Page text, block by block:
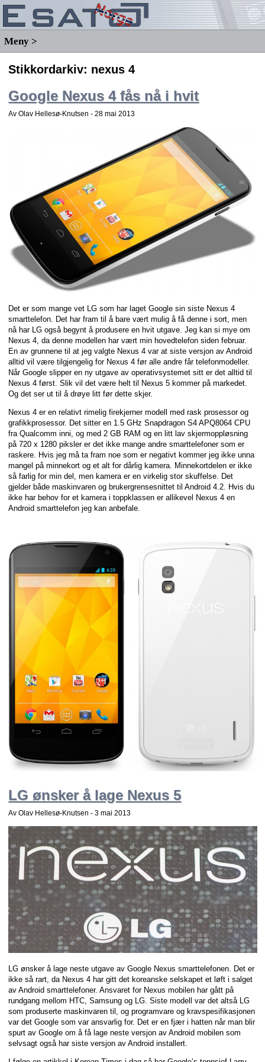
Meny >
Stikkordarkiv: nexus 4
Google Nexus 4 fås nå i hvit
Av Olav Hellesø-Knutsen -28 mai 2013
Det er som mange vet LG som har laget Google sin siste Nexus 4
smarttelefon. Det har fram til å bare vært mulig å få denne i sort, men
nå har LG også begynt å produsere en hvit utgave. Jeg kan si mye om
Nexus 4, da denne modellen har vært min hovedtelefon siden februar.
En av grunnene til at jeg valgte Nexus 4 var at siste versjon av Android
alltid vil være tilgjengelig for Nexus 4 før alle andre får telefonmodeller.
Når Google slipper en ny utgave av operativsystemet sitt er det alltid til
Nexus 4 først. Slik vil det være helt til Nexus 5 kommer på markedet.
Og det ser ut til å drøye litt før dette skjer.
Nexus 4 er en relativt rimelig firekjerner modell med rask prosessor og
grafikkprosessor. Det sitter en 1.5 GHz Snapdragon S4 APQ8064 CPU
fra Qualcomm inni, og med 2 GB RAM og en litt lav skjermoppløsning
på 720 x 1280 piksler er det ikke mange andre smarttelefoner som er
raskere. Hvis jeg må ta fram noe som er negativt kommer jeg ikke unna
mangel på minnekort og et alt for dårlig kamera. Minnekortdelen er ikke
så farlig for min del, men kamera er en virkelig stor skuffelse. Det
gjelder både maskinvaren og brukergrensesnittet til Android 4.2. Hvis du
ikke har behov for et kamera i toppklassen er allikevel Nexus 4 en
Android smarttelefon jeg kan anbefale.
LG ønsker å lage Nexus 5
Av Olav Hellesø-Knutsen -3 mai 2013
LG ønsker å lage neste utgave av Google Nexus smarttelefonen. Det er
ikke så rart, da Nexus 4 har gitt det koreanske selskapet et løft i salget
av Android smarttelefoner. Ansvaret for Nexus mobilen har gått på
rundgang mellom HTC, Samsung og LG. Siste modell var det altså LG
som produserte maskinvaren til, og programvare og kravspesifikasjonen
var det Google som var ansvarlig for. Det er en fjær i hatten når man blir
spurt av Google om å få lage neste versjon av Android mobilen som
selvsagt også har siste versjon av Android installert.